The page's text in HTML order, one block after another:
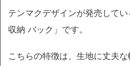
テンマクデザインが発売して
収納 バック」です。
こちらの特徴は、生地に丈夫